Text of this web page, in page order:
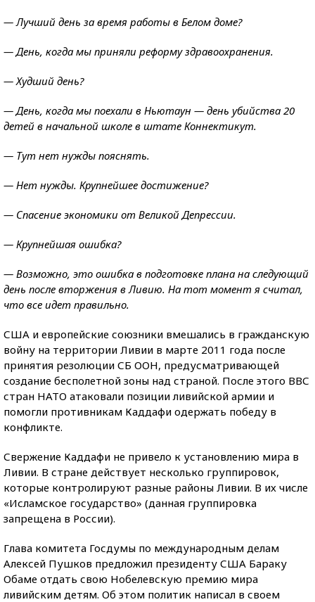
— Лучший день за время работы в Белом доме?
— День, когда мы приняли реформу здравоохранения.
— Худший день?
— День, когда мы поехали в Ньютаун — день убийства 20
детей в начальной школе в штате Коннектикут.
— Тут нет нужды пояснять.
— Нет нужды. Крупнейшее достижение?
— Спасение экономики от Великой Депрессии.
— Крупнейшая ошибка?
— Возможно, это ошибка в подготовке плана на следующий
день после вторжения в Ливию. На тот момент я считал,
что все идет правильно.
США и европейские союзники вмешались в гражданскую
войну на территории Ливии в марте 2011 года после
принятия резолюции СБ ООН, предусматривающей
создание бесполетной зоны над страной. После этого ВВС
стран НАТО атаковали позиции ливийской армии и
помогли противникам Каддафи одержать победу в
конфликте.
Свержение Каддафи не привело к установлению мира в
Ливии. В стране действует несколько группировок,
которые контролируют разные районы Ливии. В их числе
«Исламское государство» (данная группировка
запрещена в России).
Глава комитета Госдумы по международным делам
Алексей Пушков предложил президенту США Бараку
Обаме отдать свою Нобелевскую премию мира
ливийским детям. Об этом политик написал в своем